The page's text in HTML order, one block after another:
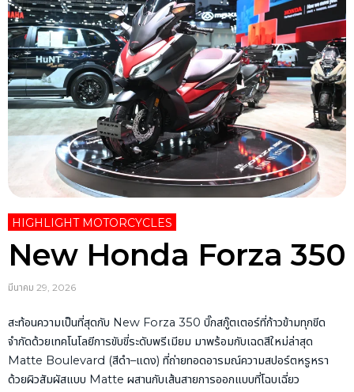
HIGHLIGHT MOTORCYCLES
New Honda Forza 350
มีนาคม 29, 2026
สะท้อนความเป็นที่สุดกับ New Forza 350 บิ๊กสกู๊ตเตอร์ที่ก้าวข้ามทุกขีด
จำกัดด้วยเทคโนโลยีการขับขี่ระดับพรีเมียม มาพร้อมกับเฉดสีใหม่ล่าสุด
Matte Boulevard (สีดำ–แดง) ที่ถ่ายทอดอารมณ์ความสปอร์ตหรูหรา
ด้วยผิวสัมผัสแบบ Matte ผสานกับเส้นสายการออกแบบที่โฉบเฉี่ยว